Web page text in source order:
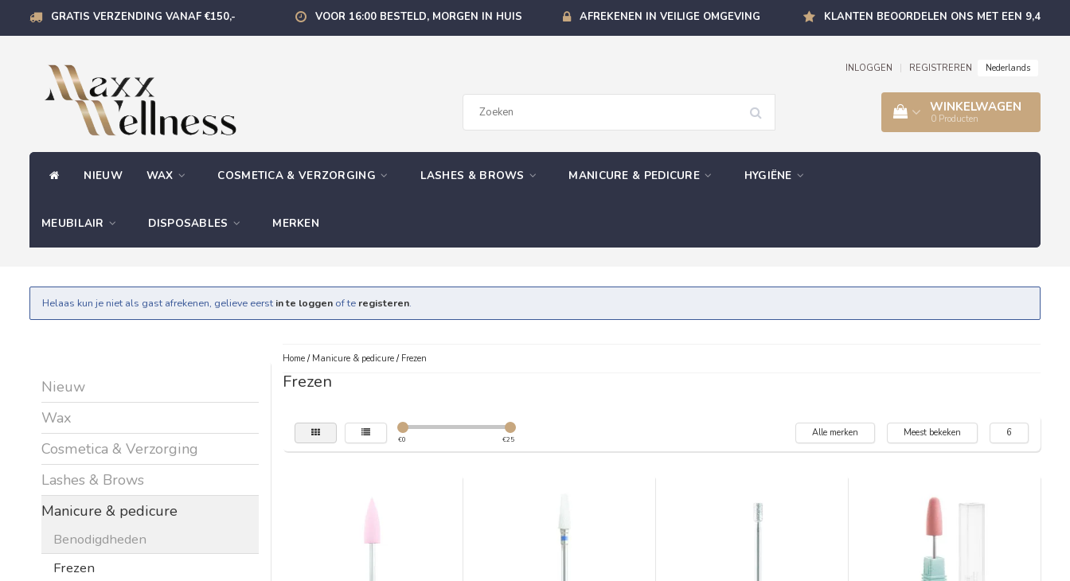
GRATIS VERZENDING VANAF €150,- VOOR 16:00 BESTELD, MORGEN IN HUIS AFREKENEN IN VEILIGE OMGEVING KLANTEN BEOORDELEN ONS MET EEN 9,4
INLOGGEN REGISTREREN Nederlands
WINKELWAGEN
0 Producten
NIEUW WAX COSMETICA & VERZORGING LASHES & BROWS MANICURE & PEDICURE HYGIËNE
MEUBILAIR DISPOSABLES MERKEN
Helaas kun je niet als gast afrekenen, gelieve eerst in te loggen of te registeren.
Nieuw
Wax
Cosmetica & Verzorging
Lashes & Brows
Manicure & pedicure
Benodigdheden
Frezen
Home/ Manicure & pedicure/ Frezen
Frezen
€0 €25
Alle merken Meest bekeken 6